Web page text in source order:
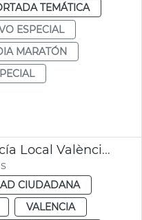
TEMÁTICA
ESPECIAL
MARATÓN
Condecoraciones Policía Local València - dana
CIUDADANA
VALENCIA